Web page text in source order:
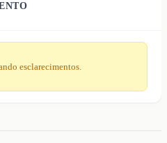
esclarecimentos.